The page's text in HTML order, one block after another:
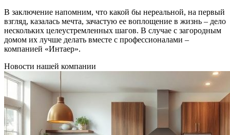
В заключение напомним, что какой бы нереальной, на первый
взгляд, казалась мечта, зачастую ее воплощение в жизнь – дело
нескольких целеустремленных шагов. В случае с загородным
домом их лучше делать вместе с профессионалами –
компанией «Интаер».
Новости нашей компании